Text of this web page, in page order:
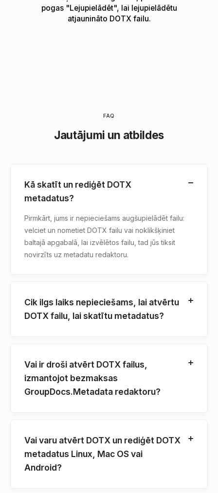
pogas "Lejupielādēt", lai lejupielādētu
atjaunināto DOTX failu.
FAQ
Jautājumi un atbildes
Kā skatīt un rediģēt DOTX
metadatus?
Pirmkārt, jums ir nepieciešams augšupielādēt failu:
velciet un nometiet DOTX failu vai noklikšķiniet
baltajā apgabalā, lai izvēlētos failu, tad jūs tiksit
novirzīts uz metadatu redaktoru.
Cik ilgs laiks nepieciešams, lai atvērtu
DOTX failu, lai skatītu metadatus?
Vai ir droši atvērt DOTX failus,
izmantojot bezmaksas
GroupDocs.Metadata redaktoru?
Vai varu atvērt DOTX un rediģēt DOTX
metadatus Linux, Mac OS vai
Android?